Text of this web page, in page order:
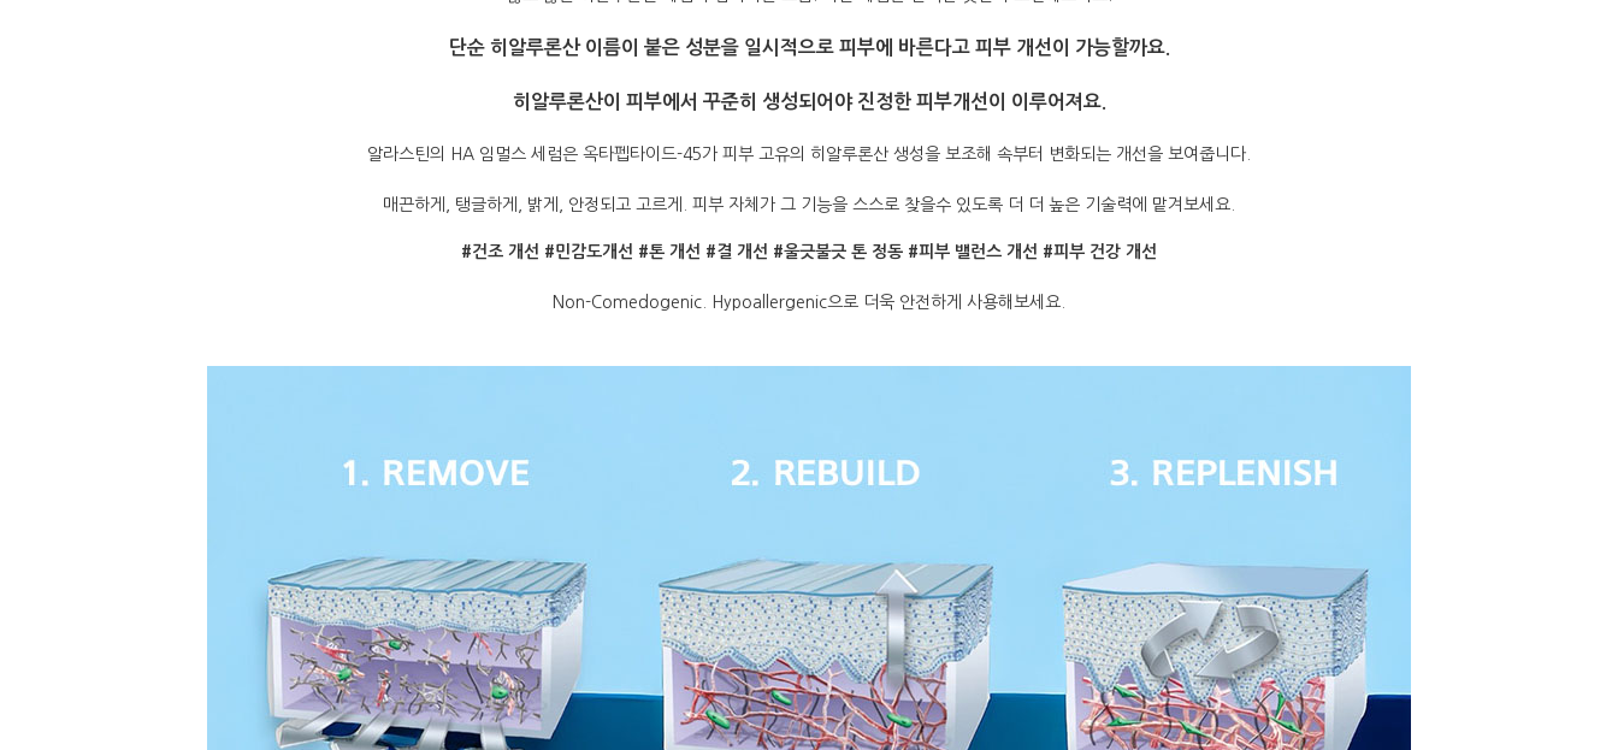
단순 히알루론산 이름이 붙은 성분을 일시적으로 피부에 바른다고 피부 개선이 가능할까요.
히알루론산이 피부에서 꾸준히 생성되어야 진정한 피부개선이 이루어져요.
알라스틴의 HA 임멀스 세럼은 옥타펩타이드-45가 피부 고유의 히알루론산 생성을 보조해 속부터 변화되는 개선을 보여줍니다.
매끈하게, 탱글하게, 밝게, 안정되고 고르게. 피부 자체가 그 기능을 스스로 찾을수 있도록 더 더 높은 기술력에 맡겨보세요.
#건조 개선 #민감도개선 #톤 개선 #결 개선 #울긋불긋 톤 정동 #피부 밸런스 개선 #피부 건강 개선
Non-Comedogenic. Hypoallergenic으로 더욱 안전하게 사용해보세요.